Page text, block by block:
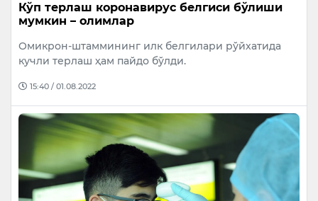
Кўп терлаш коронавирус белгиси бўлиши
мумкин – олимлар
Омикрон-штаммининг илк белгилари рўйхатида
кучли терлаш ҳам пайдо бўлди.
15:40 / 01.08.2022